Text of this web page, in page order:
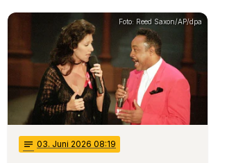
Foto: Reed Saxon/AP/dpa
notes 03. Juni 2026 08:19